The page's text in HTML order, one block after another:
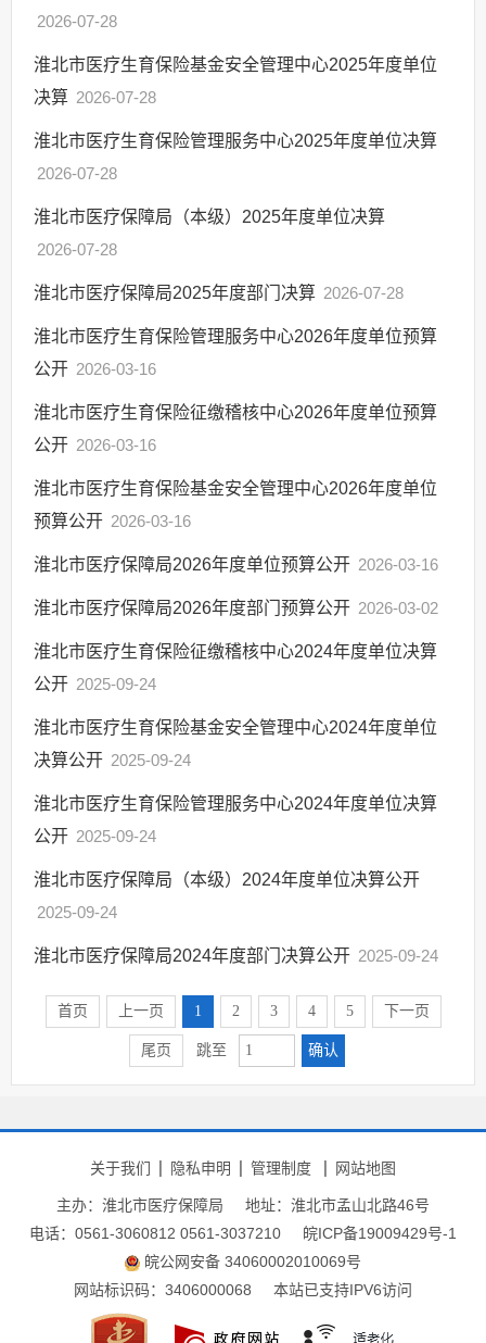
2026-07-28
淮北市医疗生育保险基金安全管理中心2025年度单位
决算 2026-07-28
淮北市医疗生育保险管理服务中心2025年度单位决算
2026-07-28
淮北市医疗保障局（本级）2025年度单位决算
2026-07-28
淮北市医疗保障局2025年度部门决算 2026-07-28
淮北市医疗生育保险管理服务中心2026年度单位预算
公开 2026-03-16
淮北市医疗生育保险征缴稽核中心2026年度单位预算
公开 2026-03-16
淮北市医疗生育保险基金安全管理中心2026年度单位
预算公开 2026-03-16
淮北市医疗保障局2026年度单位预算公开 2026-03-16
淮北市医疗保障局2026年度部门预算公开 2026-03-02
淮北市医疗生育保险征缴稽核中心2024年度单位决算
公开 2025-09-24
淮北市医疗生育保险基金安全管理中心2024年度单位
决算公开 2025-09-24
淮北市医疗生育保险管理服务中心2024年度单位决算
公开 2025-09-24
淮北市医疗保障局（本级）2024年度单位决算公开
2025-09-24
淮北市医疗保障局2024年度部门决算公开 2025-09-24
首页 上一页 1 2 3 4 5 下一页
尾页 跳至 确认
关于我们 隐私申明 管理制度 网站地图
主办：淮北市医疗保障局
地址：淮北市孟山北路46号
电话：0561-3060812 0561-3037210
皖ICP备19009429号-1
皖公网安备 34060002010069号
网站标识码：3406000068
本站已支持IPV6访问